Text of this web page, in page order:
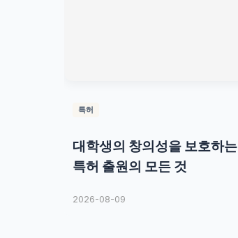
특허
대학생의 창의성을 보호하는
특허 출원의 모든 것
2026-08-09